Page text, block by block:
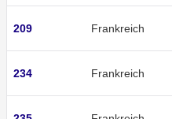
209 Frankreich
234 Frankreich